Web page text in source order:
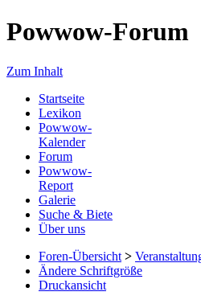
Powwow-Forum
Zum Inhalt
Startseite
Lexikon
Powwow-
Kalender
Forum
Powwow-
Report
Galerie
Suche & Biete
Über uns
Foren-Übersicht >
Ändere Schriftgröße
Druckansicht